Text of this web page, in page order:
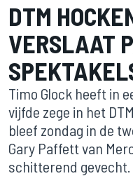
DTM
VERSLAAT
Timo Glock heeft in
vijfde zege in het
bleef zondag in de
Gary Paffett van
schitterend gevecht.